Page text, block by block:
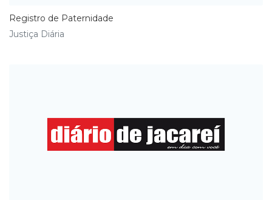
Registro de Paternidade
Justiça Diária